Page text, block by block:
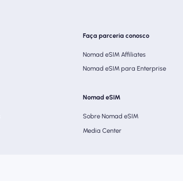
Faça parceria conosco
Nomad eSIM Affiliates
Nomad eSIM para Enterprise
Nomad eSIM
Sobre Nomad eSIM
Media Center